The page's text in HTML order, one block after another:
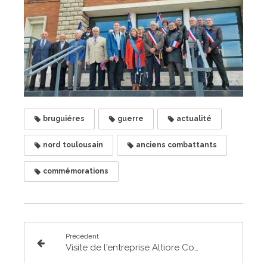
bruguiéres guerre actualité
nord toulousain anciens combattants
commémorations
Précédent
Visite de l'entreprise Altiore Concept à Grenade